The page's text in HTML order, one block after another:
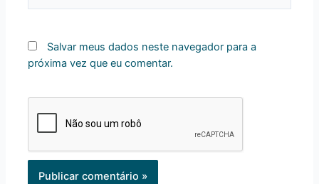
Salvar meus dados neste navegador para a
próxima vez que eu comentar.